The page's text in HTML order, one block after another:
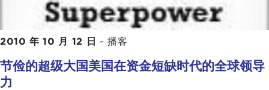
2010 年 10 月 12 日 - 播客
节俭的超级大国美国在资金短缺时代的全球领导
力